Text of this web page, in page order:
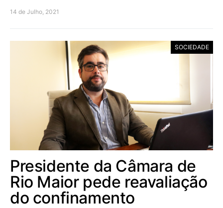
14 de Julho, 2021
SOCIEDADE
Presidente da Câmara de
Rio Maior pede reavaliação
do confinamento